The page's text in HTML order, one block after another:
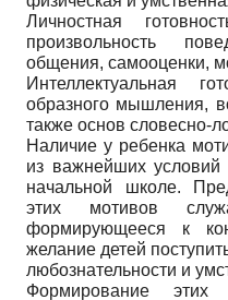
Личностная
произвольность
общения, самооценки,
Интеллектуальная
образного мышления,
также основ словесно-
Наличие у ребенка
из важнейших условий
начальной школе.
этих мотивов
формирующееся к
желание детей
любознательности и
Формирование этих